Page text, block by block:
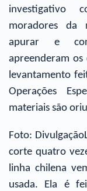
investigativo
moradores da
apurar e
apreenderam os
levantamento
Operações
materiais são
Foto:
corte quatro
linha chilena
usada. Ela é